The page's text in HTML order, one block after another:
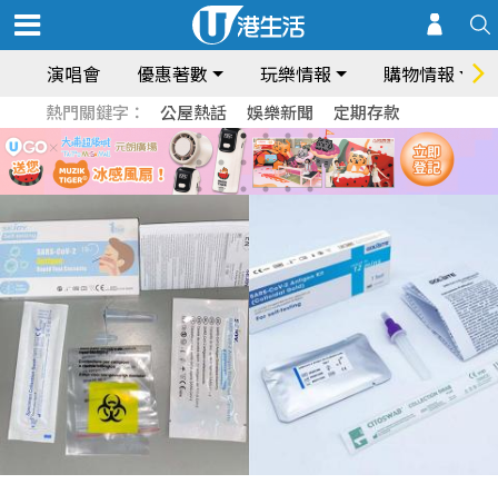
演唱會 優惠著數 玩樂情報 購物情報
熱門關鍵字： 公屋熱話 娛樂新聞 定期存款